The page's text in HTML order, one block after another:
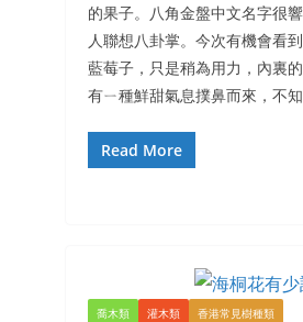
的果子。八角金盤中文名字很
人聯想八卦掌。今次有機會看
藍莓子，只是稍為用力，內裏
有ㄧ種鮮甜氣息撲鼻而來，不
Read More
喬木類 灌木類 香港常見樹種類